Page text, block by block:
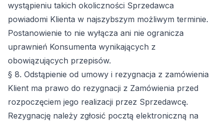
wystąpieniu takich okoliczności Sprzedawca
powiadomi Klienta w najszybszym możliwym terminie.
Postanowienie to nie wyłącza ani nie ogranicza
uprawnień Konsumenta wynikających z
obowiązujących przepisów.
§ 8. Odstąpienie od umowy i rezygnacja z zamówienia
Klient ma prawo do rezygnacji z Zamówienia przed
rozpoczęciem jego realizacji przez Sprzedawcę.
Rezygnację należy zgłosić pocztą elektroniczną na